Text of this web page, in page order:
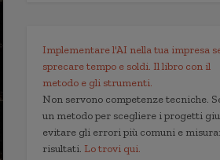
Implementare l'AI nella tua impresa
sprecare tempo e soldi. Il libro con il
metodo e gli strumenti.
Non servono competenze tecniche.
un metodo per scegliere i progetti
evitare gli errori più comuni e
risultati. Lo trovi qui.